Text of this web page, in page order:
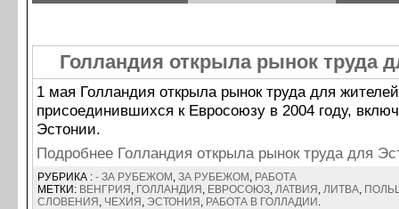
Голландия открыла рынок труда
1 мая Голландия открыла рынок труда для
присоединившихся к Евросоюзу в 2004 году,
Эстонии.
Подробнее Голландия открыла рынок труда для
РУБРИКА : - ЗА РУБЕЖОМ , ЗА РУБЕЖОМ , РАБОТА
МЕТКИ: ВЕНГРИЯ , ГОЛЛАНДИЯ , ЕВРОСОЮЗ, ЛАТВИЯ , ЛИТВА,
СЛОВЕНИЯ , ЧЕХИЯ , ЭСТОНИЯ , РАБОТА В ГОЛЛАДИИ .